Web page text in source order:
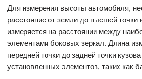
Для измерения высоты автомобиля,
расстояние от земли до высшей точки
измеряется на расстоянии между
элементами боковых зеркал. Длина
передней точки до задней точки
установленных элементов, таких как